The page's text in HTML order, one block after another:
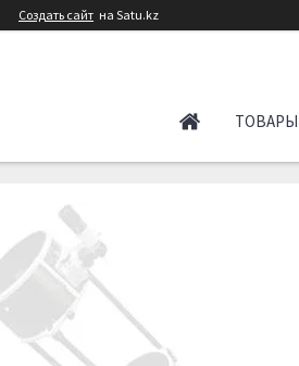
Создать сайт на Satu.kz
ТОВАРЫ